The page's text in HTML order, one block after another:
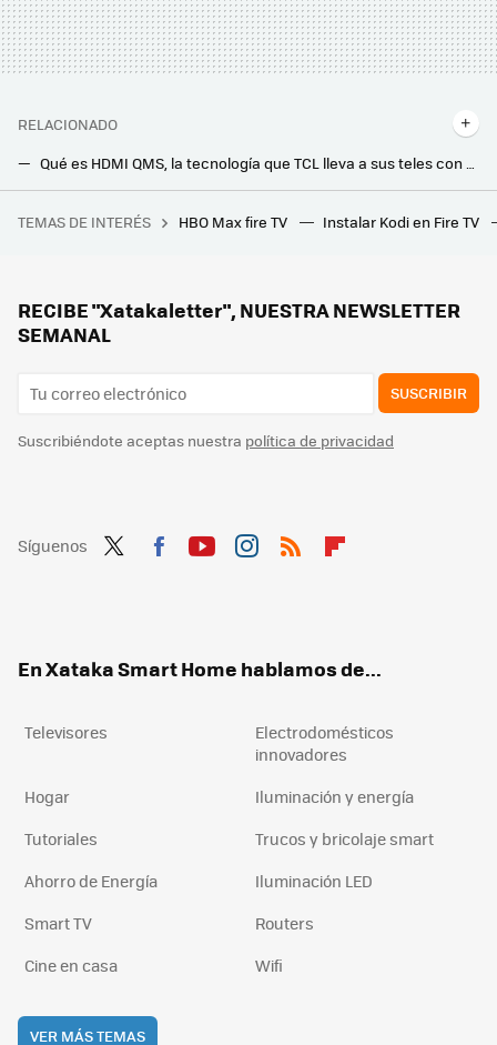
RELACIONADO
Qué es HDMI QMS, la tecnología que TCL lleva a sus teles con Google TV, cómo Samsung y LG, al mismo tiempo que Android 14
En Veracruz crearon el juego con uno de los pixel art más bellos hechos en México: su dificultad recuerda a la vieja escuela, y lo encuentras en Steam
TEMAS DE INTERÉS HBO Max fire TV Instalar Kodi en Fire TV
RECIBE "Xatakaletter", NUESTRA NEWSLETTER
SEMANAL
SUSCRIBIR
Suscribiéndote aceptas nuestra política de privacidad
Síguenos
En Xataka Smart Home hablamos de...
Televisores
Electrodomésticos
innovadores
Hogar
Iluminación y energía
Tutoriales
Trucos y bricolaje smart
Ahorro de Energía
Iluminación LED
Smart TV
Routers
Cine en casa
Wifi
VER MÁS TEMAS